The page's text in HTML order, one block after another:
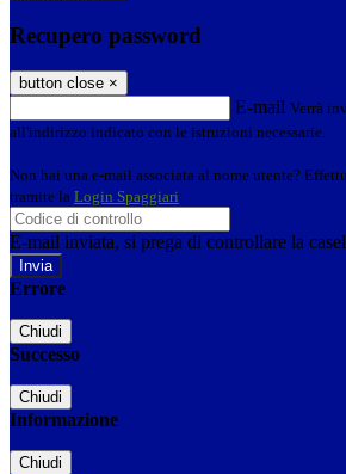
Recupero password
button close ×
E-mail Verrà
all'indirizzo indicato con le istruzioni necessarie.
Non hai una e-mail associata al nome utente?
tramite la Login Spaggiari
E-mail inviata, si prega di controllare la
Errore
Chiudi
Successo
Chiudi
Informazione
Chiudi